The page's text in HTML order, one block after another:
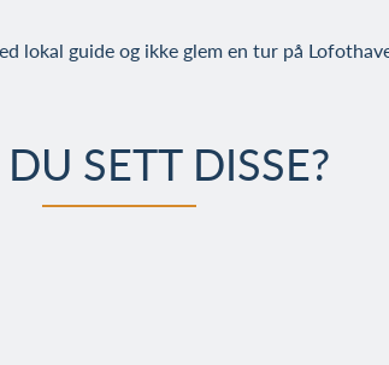
lokal guide og ikke glem en tur på
SETT DISSE?